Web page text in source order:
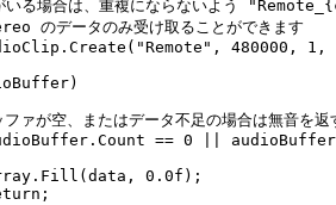
る場合は、重複にならないよう
のデータのみ受け取ることができます
480000, 1,
が空、またはデータ不足の場合は無音を返
== 0 ||
0.0f);